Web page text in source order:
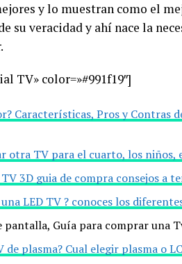
y lo muestran como el
su veracidad y ahí nace la
TV» color=»#991f19″]
Características, Pros y Contras
otra TV para el cuarto, los niños,
3D guia de compra consejos a
LED TV ? conoces los
pantalla, Guía para comprar una
de plasma? Cual elegir plasma o